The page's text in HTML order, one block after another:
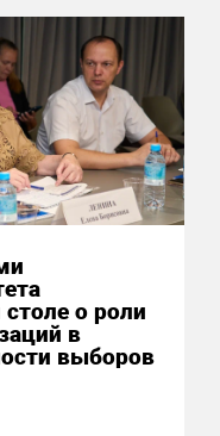
о роли
в
выборов